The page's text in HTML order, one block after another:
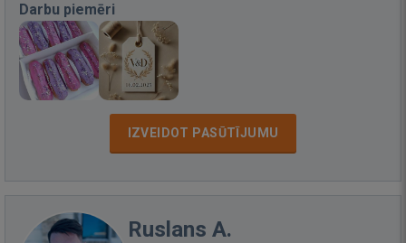
Darbu piemēri
IZVEIDOT PASŪTĪJUMU
Ruslans A.